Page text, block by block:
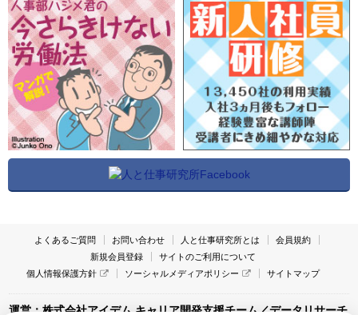
よくあるご質問 お問い合わせ 人と仕事研究所とは
会員規約
新規会員登録
サイトのご利用について
個人情報保護方針
ソーシャルメディアポリシー サイトマップ
運営：株式会社アイデム キャリア開発支援チーム／データリサーチ